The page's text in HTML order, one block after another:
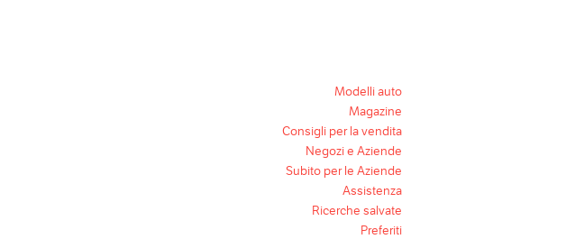
Modelli auto
Magazine
Consigli per la vendita
Negozi e Aziende
Subito per le Aziende
Assistenza
Ricerche salvate
Preferiti